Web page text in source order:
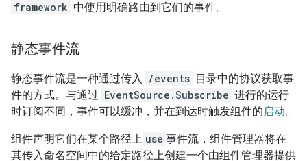
framework 中使用明确路由到它们的事件。
静态事件流
静态事件流是一种通过传入 /events 目录中的协议获取事
件的方式。与通过 EventSource.Subscribe 进行的运行
时订阅不同，事件可以缓冲，并在到达时触发组件的启动。
组件声明它们在某个路径上 use 事件流，组件管理器将在
其传入命名空间中的给定路径上创建一个由组件管理器提供